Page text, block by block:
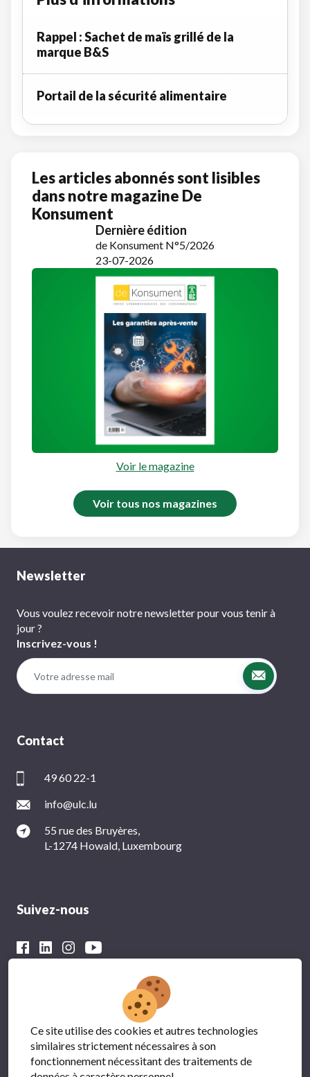
Rappel : Sachet de maïs grillé de la
marque B&S
Portail de la sécurité alimentaire
Les articles abonnés sont lisibles
dans notre magazine De
Konsument
Dernière édition
de Konsument N°5/2026
23-07-2026
Voir le magazine
Voir tous nos magazines
Newsletter
Vous voulez recevoir notre newsletter pour vous tenir à
jour ?
Inscrivez-vous !
Contact
49 60 22-1
info@ulc.lu
55 rue des Bruyères,
L-1274 Howald, Luxembourg
Suivez-nous
Avec le soutien financier du
Ce site utilise des cookies et autres technologies
similaires strictement nécessaires à son
fonctionnement nécessitant des traitements de